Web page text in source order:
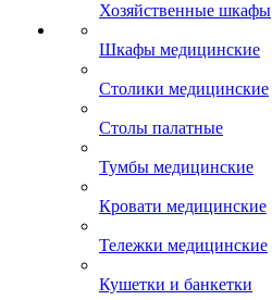
Хозяйственные шкафы
Шкафы медицинские
Столики медицинские
Столы палатные
Тумбы медицинские
Кровати медицинские
Тележки медицинские
Кушетки и банкетки